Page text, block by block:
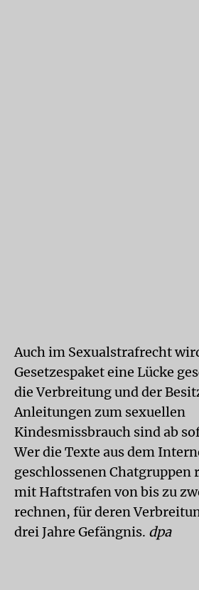
Auch im Sexualstrafrecht
Gesetzespaket eine Lücke
die Verbreitung und der
Anleitungen zum sexuellen
Kindesmissbrauch sind ab
Wer die Texte aus dem
geschlossenen
mit Haftstrafen von bis zu
rechnen, für deren
drei Jahre Gefängnis. dpa